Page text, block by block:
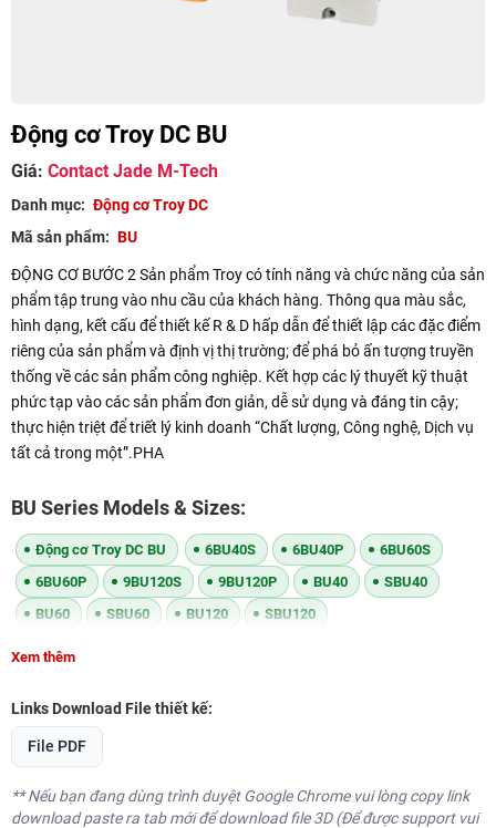
Động cơ Troy DC BU
Giá: Contact Jade M-Tech
Danh mục: Động cơ Troy DC
Mã sản phẩm: BU
ĐỘNG CƠ BƯỚC 2 Sản phẩm Troy có tính năng và chức năng của sản
phẩm tập trung vào nhu cầu của khách hàng. Thông qua màu sắc,
hình dạng, kết cấu để thiết kế R & D hấp dẫn để thiết lập các đặc điểm
riêng của sản phẩm và định vị thị trường; để phá bỏ ấn tượng truyền
thống về các sản phẩm công nghiệp. Kết hợp các lý thuyết kỹ thuật
phức tạp vào các sản phẩm đơn giản, dễ sử dụng và đáng tin cậy;
thực hiện triệt để triết lý kinh doanh “Chất lượng, Công nghệ, Dịch vụ
tất cả trong một”.PHA
BU Series Models & Sizes:
Động cơ Troy DC BU 6BU40S 6BU40P
6BU60S
6BU60P
9BU120S 9BU120P BU40
SBU40
BU60
SBU60 BU120 SBU120
Xem thêm
Links Download File thiết kế:
File PDF
** Nếu bạn đang dùng trình duyệt Google Chrome vui lòng copy link
download paste ra tab mới để download file 3D (Để được support vui